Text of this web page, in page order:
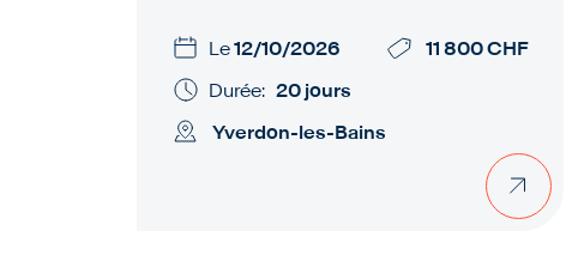
Le12/10/2026
11 800 CHF
Durée: 20 jours
Yverdon-les-Bains